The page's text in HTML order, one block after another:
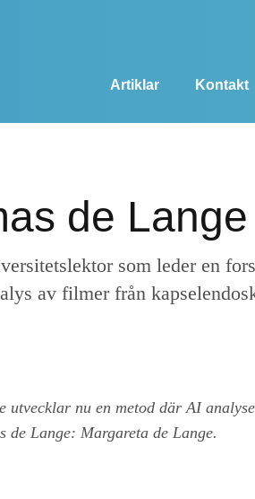
Artiklar Kontakt
de Lange
som leder en
av filmer från
nu en metod där AI
Lange: Margareta de Lange.